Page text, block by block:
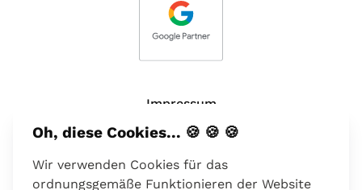
Impressum
Über uns
Kontakt
Oh, diese Cookies... 🍪 🍪 🍪
Wir verwenden Cookies für das
ordnungsgemäße Funktionieren der Website